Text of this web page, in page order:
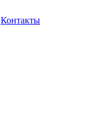
Контакты